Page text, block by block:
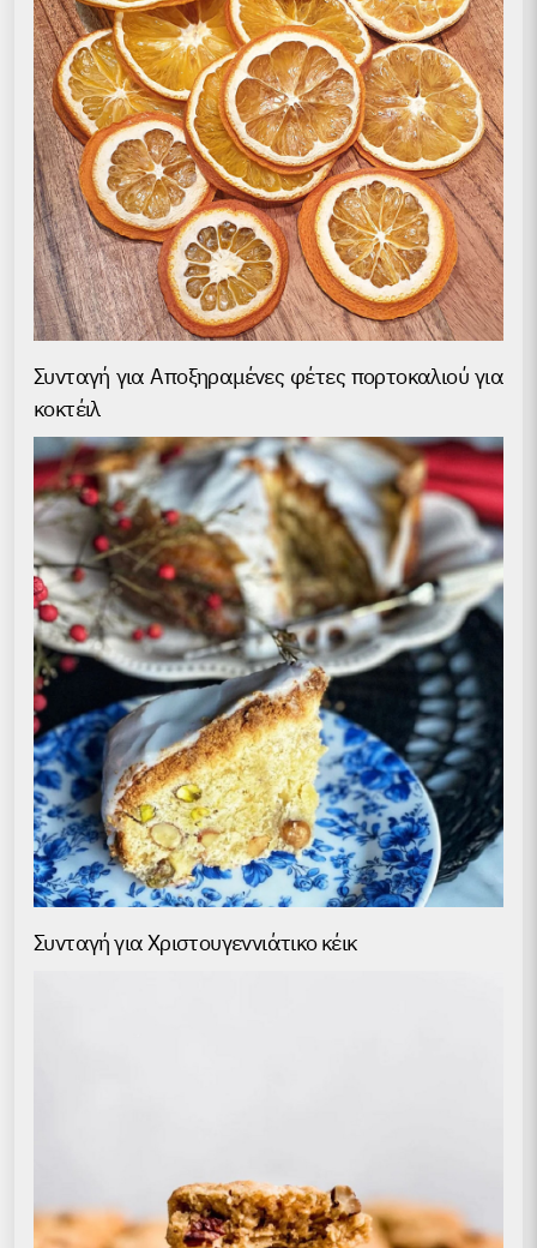
Συνταγή για Аποξηραμένες φέτες πορτοκαλιού για
κοκτέιλ
Συνταγή για Χριστουγεννιάτικο κέικ